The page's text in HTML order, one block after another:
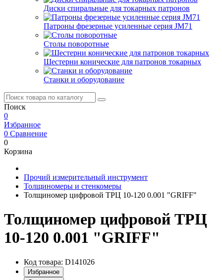
Диски спиральные для токарных патронов
Патроны фрезерные усиленные серия JM71
Столы поворотные
Шестерни конические для патронов токарных
Станки и оборудование
Поиск
0
Избранное
0 Сравнение
0
Корзина
Прочий измерительный инструмент
Толщиномеры и стенкомеры
Толщиномер цифровой ТРЦ 10-120 0.001 "GRIFF"
Толщиномер цифровой ТРЦ
10-120 0.001 "GRIFF"
Код товара: D141026
Избранное